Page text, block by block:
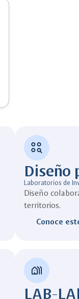
action_key
Diseño
Laboratorios de
Diseño
territorios.
Conoce
holiday_village
LAB-